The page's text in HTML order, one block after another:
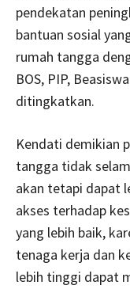
pendekatan
bantuan sosial
rumah tangga
BOS, PIP,
ditingkatkan.
Kendati demikian
tangga tidak
akan tetapi dapat
akses terhadap
yang lebih baik,
tenaga kerja dan
lebih tinggi dapat